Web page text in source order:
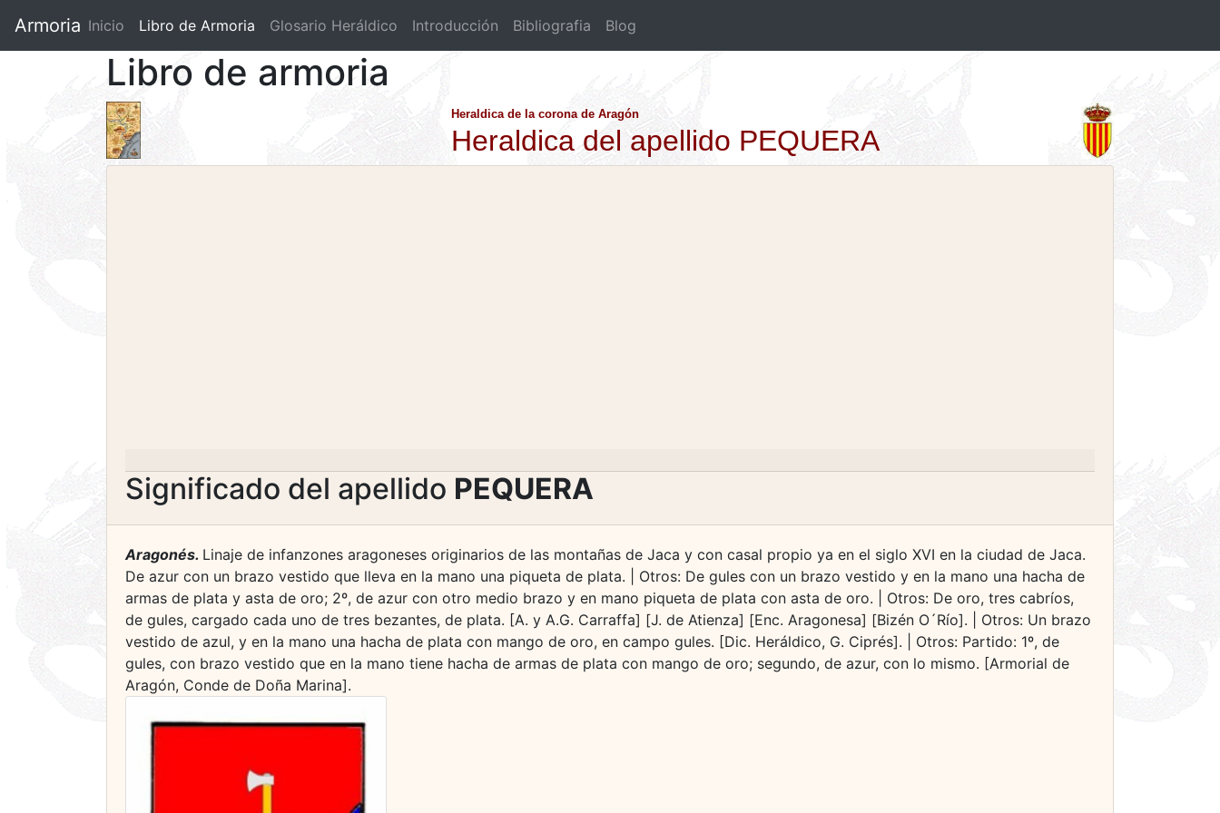
Armoria Inicio Libro de Armoria (current)
Glosario Heráldico Introducción Bibliografia Blog
Libro de armoria
Heraldica de la corona de Aragón
Heraldica del apellido PEQUERA
Significado del apellido PEQUERA
Aragonés. Linaje de infanzones aragoneses originarios de las montañas de Jaca y con casal propio ya en el siglo XVI en la ciudad de Jaca.
De azur con un brazo vestido que lleva en la mano una piqueta de plata. | Otros: De gules con un brazo vestido y en la mano una hacha de
armas de plata y asta de oro; 2º, de azur con otro medio brazo y en mano piqueta de plata con asta de oro. | Otros: De oro, tres cabríos,
de gules, cargado cada uno de tres bezantes, de plata. [A. y A.G. Carraffa] [J. de Atienza] [Enc. Aragonesa] [Bizén O´Río]. | Otros: Un brazo
vestido de azul, y en la mano una hacha de plata con mango de oro, en campo gules. [Dic. Heráldico, G. Ciprés]. | Otros: Partido: 1º, de
gules, con brazo vestido que en la mano tiene hacha de armas de plata con mango de oro; segundo, de azur, con lo mismo. [Armorial de
Aragón, Conde de Doña Marina].